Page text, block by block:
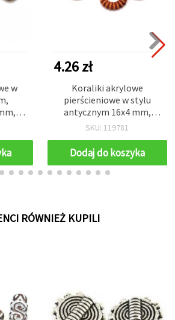
w
i
4.26 zł
Koraliki akrylowe
pierścieniowe w stylu
antycznym 16x4 mm,
otwór 1 mm, brąz – 50 g
SKU: 119781
Dodaj do koszyka
RÓWNIEŻ KUPILI